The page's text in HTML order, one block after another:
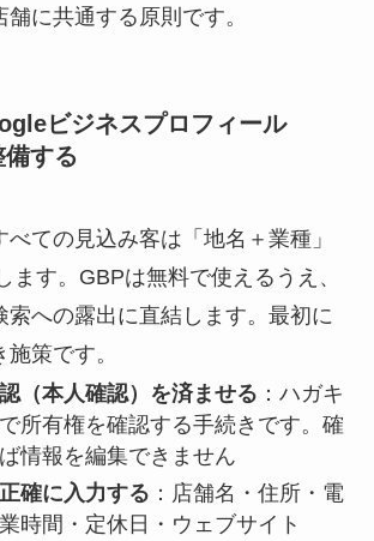
に共通する原則です。
ビジネスプロフィール
備する
べての見込み客は「地名＋業種」
ます。GBPは無料で使えるうえ、
索への露出に直結します。最初に
策です。
（本人確認）を済ませる ：ハガキ
所有権を確認する手続きです。確
情報を編集できません
確に入力する ：店舗名・住所・電
時間・定休日・ウェブサイト